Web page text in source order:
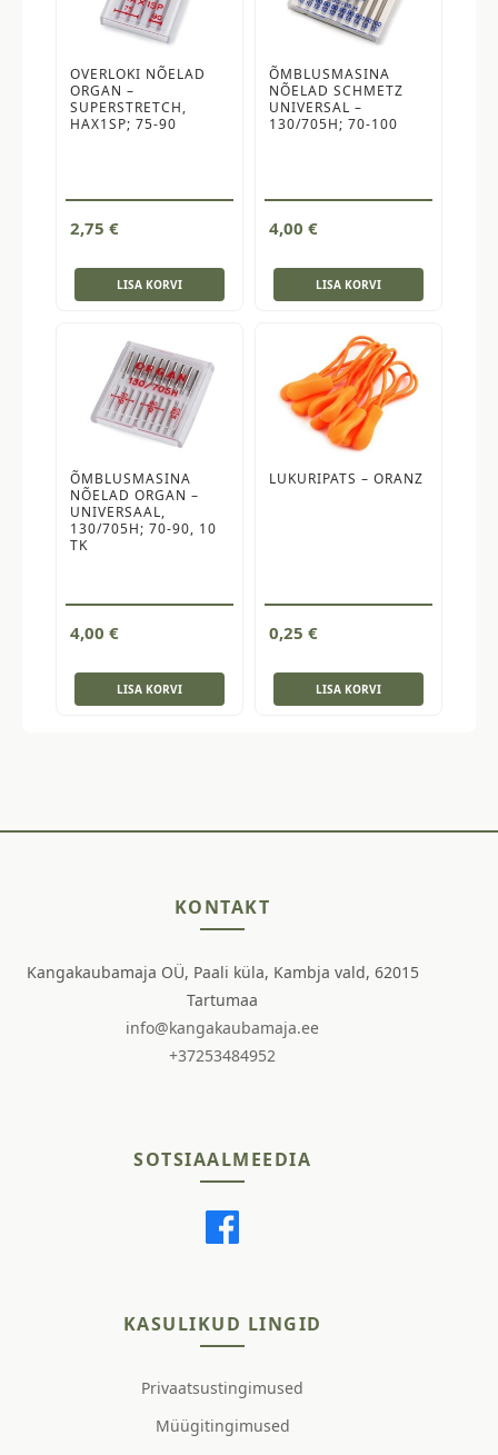
OVERLOKI NÕELAD
ORGAN –
SUPERSTRETCH,
HAX1SP; 75-90
2,75 €
LISA KORVI
ÕMBLUSMASINA
NÕELAD SCHMETZ
UNIVERSAL –
130/705H; 70-100
4,00 €
LISA KORVI
ÕMBLUSMASINA
NÕELAD ORGAN –
UNIVERSAAL,
130/705H; 70-90, 10
TK
4,00 €
LISA KORVI
LUKURIPATS – ORANZ
0,25 €
LISA KORVI
KONTAKT
Kangakaubamaja OÜ, Paali küla, Kambja vald, 62015
Tartumaa
info@kangakaubamaja.ee
+37253484952
SOTSIAALMEEDIA
KASULIKUD LINGID
Privaatsustingimused
Müügitingimused